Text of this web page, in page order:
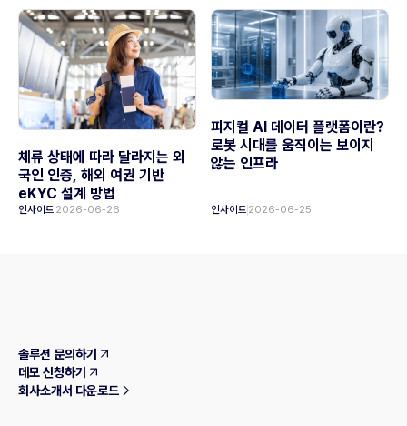
체류 상태에 따라 달라지는 외
국인 인증, 해외 여권 기반
eKYC 설계 방법
인사이트 2026-06-26
피지컬 AI 데이터 플랫폼이란?
로봇 시대를 움직이는 보이지
않는 인프라
인사이트 2026-06-25
솔루션 문의하기
데모 신청하기
회사소개서 다운로드